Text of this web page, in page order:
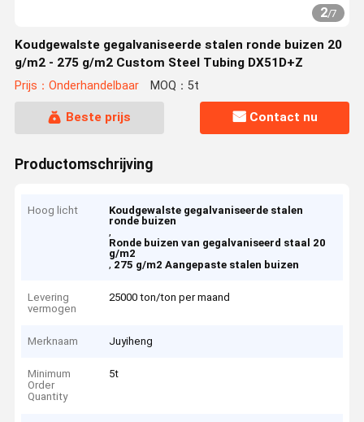
2/7
Koudgewalste gegalvaniseerde stalen ronde buizen 20
g/m2 - 275 g/m2 Custom Steel Tubing DX51D+Z
Prijs：Onderhandelbaar MOQ：5t
Beste prijs Contact nu
Productomschrijving
Hoog licht
Koudgewalste gegalvaniseerde stalen
ronde buizen
,
Ronde buizen van gegalvaniseerd staal 20
g/m2
, 275 g/m2 Aangepaste stalen buizen
Levering
vermogen
25000 ton/ton per maand
Merknaam Juyiheng
Minimum
Order
Quantity
5t